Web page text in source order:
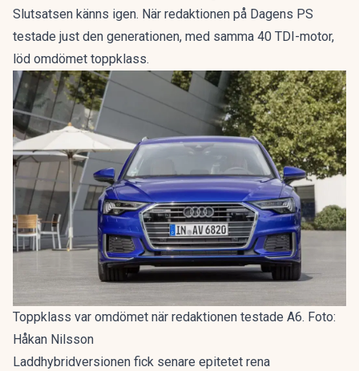
Slutsatsen känns igen. När redaktionen på Dagens PS
testade just den generationen, med samma 40 TDI-motor,
löd omdömet toppklass.
Toppklass var omdömet när redaktionen testade A6. Foto:
Håkan Nilsson
Laddhybridversionen fick senare epitetet rena